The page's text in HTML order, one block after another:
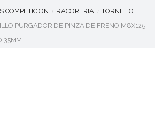
COMPETICION RACORERIA
TORNILLO
PURGADOR DE PINZA DE FRENO M8X125
35MM